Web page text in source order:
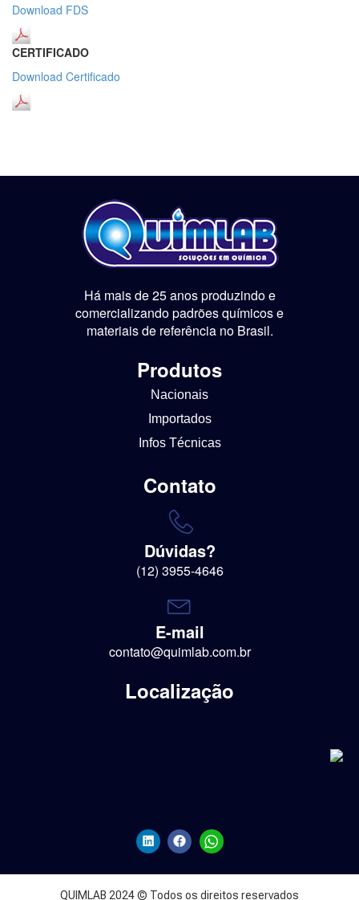
Download FDS
CERTIFICADO
Download Certificado
Há mais de 25 anos produzindo e
comercializando padrões químicos e
materiais de referência no Brasil.
Produtos
Nacionais
Importados
Infos Técnicas
Contato
Dúvidas?
(12) 3955-4646
E-mail
contato@quimlab.com.br
Localização
QUIMLAB 2024 © Todos os direitos reservados